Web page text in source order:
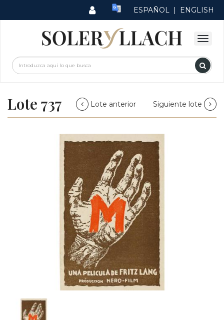
ESPAÑOL | ENGLISH
Lote 737 Lote anterior Siguiente lote